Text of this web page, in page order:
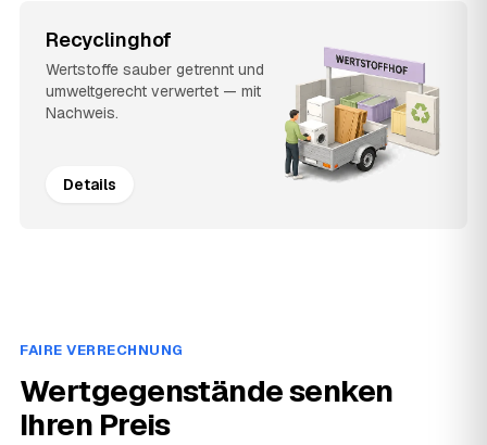
Recyclinghof
Wertstoffe sauber getrennt und
umweltgerecht verwertet — mit
Nachweis.
Details
FAIRE VERRECHNUNG
Wertgegenstände senken
Ihren Preis